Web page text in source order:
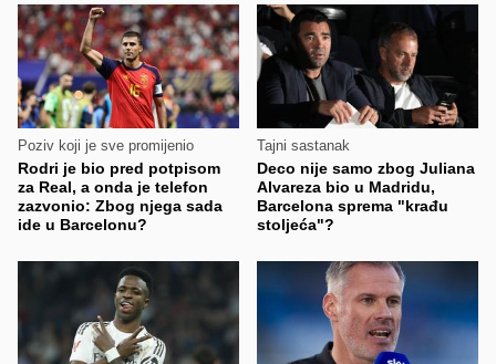
Poziv koji je sve promijenio
Rodri je bio pred potpisom
za Real, a onda je telefon
zazvonio: Zbog njega sada
ide u Barcelonu?
Tajni sastanak
Deco nije samo zbog Juliana
Alvareza bio u Madridu,
Barcelona sprema "krađu
stoljeća"?